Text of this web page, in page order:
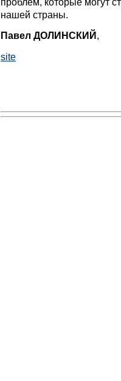
нашей страны.
Павел ДОЛИНСКИЙ,
site